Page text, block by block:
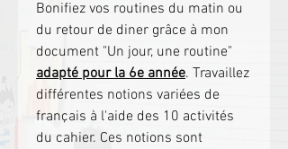
Bonifiez vos routines du matin ou
du retour de diner grâce à mon
document "Un jour, une routine"
adapté pour la 6e année. Travaillez
différentes notions variées de
français à l'aide des 10 activités
du cahier. Ces notions sont